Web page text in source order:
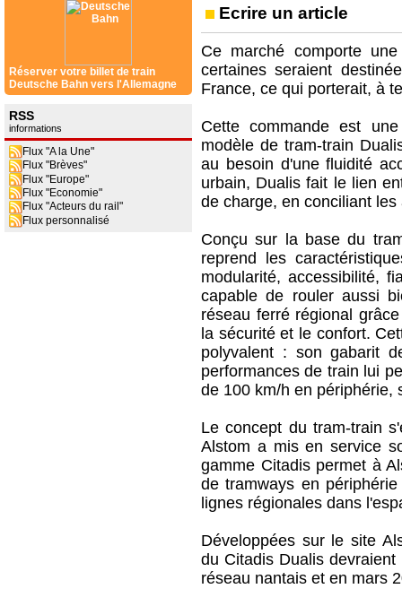
Réserver votre billet de train
Deutsche Bahn vers l'Allemagne
RSS
informations
Flux "A la Une"
Flux "Brèves"
Flux "Europe"
Flux "Economie"
Flux "Acteurs du rail"
Flux personnalisé
Ecrire un article
Ce marché comporte
certaines seraient
France, ce qui porterait, à
Cette commande est
modèle de tram-train
au besoin d'une fluidité
urbain, Dualis fait le lien
de charge, en conciliant
Conçu sur la base du
reprend les
modularité, accessibilité,
capable de rouler aussi
réseau ferré régional
la sécurité et le confort.
polyvalent : son gabarit
performances de train lui
de 100 km/h en périphérie,
Le concept du tram-train
Alstom a mis en service
gamme Citadis permet à
de tramways en
lignes régionales dans
Développées sur le site
du Citadis Dualis
réseau nantais et en mars